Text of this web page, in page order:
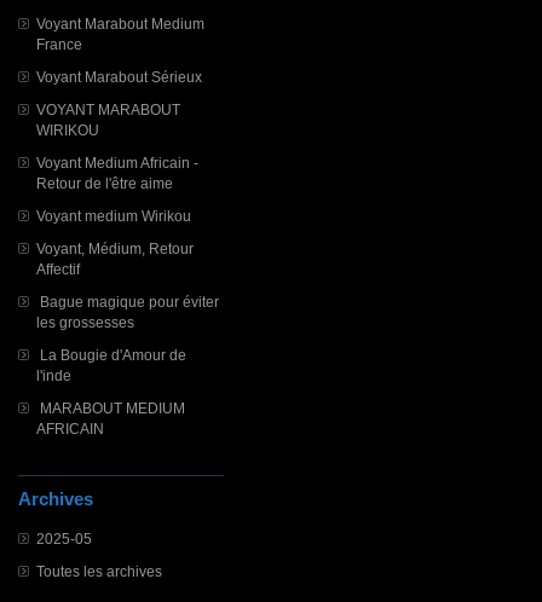
Voyant Marabout Medium
France
Voyant Marabout Sérieux
VOYANT MARABOUT
WIRIKOU
Voyant Medium Africain -
Retour de l'être aime
Voyant medium Wirikou
Voyant, Médium, Retour
Affectif
Bague magique pour éviter
les grossesses
La Bougie d'Amour de
l'inde
MARABOUT MEDIUM
AFRICAIN
Archives
2025-05
Toutes les archives